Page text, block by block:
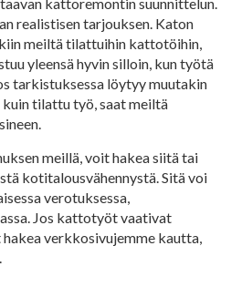
realistisen tarjouksen. Katon
meiltä tilattuihin kattotöihin,
yleensä hyvin silloin, kun työtä
tarkistuksessa löytyy muutakin
tilattu työ, saat meiltä
meillä, voit hakea siitä tai
kotitalousvähennystä. Sitä voi
verotuksessa,
Jos kattotyöt vaativat
verkkosivujemme kautta,